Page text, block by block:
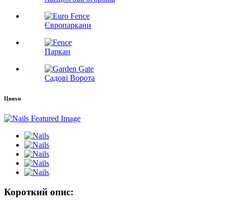
Європаркани
Паркан
Садові Ворота
Цвяхи
Короткий опис: